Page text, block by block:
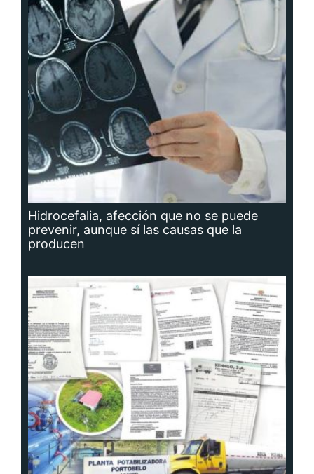
Hidrocefalia, afección que no se puede
prevenir, aunque sí las causas que la
producen